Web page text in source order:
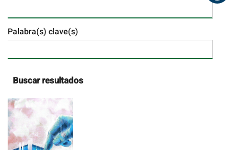
Palabra(s) clave(s)
Buscar resultados